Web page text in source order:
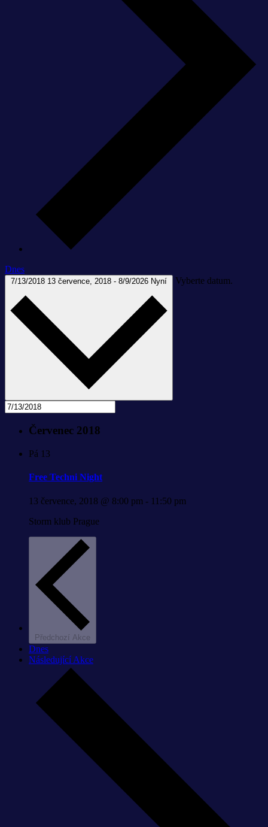
Dnes
7/13/2018 13 července, 2018 - 8/9/2026 Nyní Vyberte datum.
Červenec 2018
Pá 13
Free Techni Night
13 července, 2018 @ 8:00 pm - 11:50 pm
Storm klub Prague
Předchozí Akce
Dnes
NásledujícíAkce